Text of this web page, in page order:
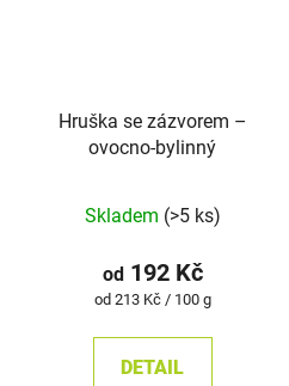
Hruška se zázvorem –
ovocno-bylinný
hodnocení
produktu
je
z
Skladem (>5 ks)
od192 Kč
Měrná
od 213 Kč / 100 g
DETAIL